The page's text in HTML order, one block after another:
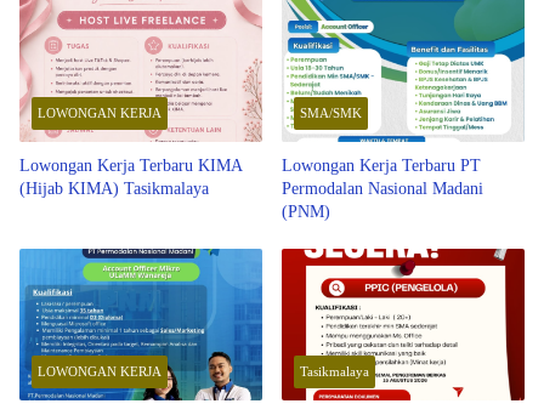
LOWONGAN KERJA
Lowongan Kerja Terbaru KIMA
(Hijab KIMA) Tasikmalaya
SMA/SMK
Lowongan Kerja Terbaru PT
Permodalan Nasional Madani
(PNM)
LOWONGAN KERJA Tasikmalaya